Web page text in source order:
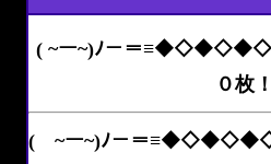
( ~ー~)ﾉ－＝
０枚！
( ~ー~)ﾉ－＝